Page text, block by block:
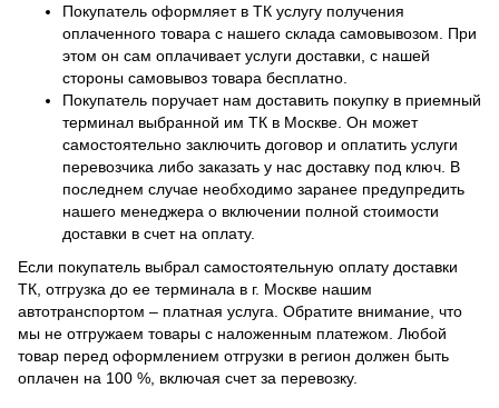
Покупатель оформляет в ТК услугу получения
оплаченного товара с нашего склада самовывозом. При
этом он сам оплачивает услуги доставки, с нашей
стороны самовывоз товара бесплатно.
Покупатель поручает нам доставить покупку в приемный
терминал выбранной им ТК в Москве. Он может
самостоятельно заключить договор и оплатить услуги
перевозчика либо заказать у нас доставку под ключ. В
последнем случае необходимо заранее предупредить
нашего менеджера о включении полной стоимости
доставки в счет на оплату.
Если покупатель выбрал самостоятельную оплату доставки
ТК, отгрузка до ее терминала в г. Москве нашим
автотранспортом – платная услуга. Обратите внимание, что
мы не отгружаем товары с наложенным платежом. Любой
товар перед оформлением отгрузки в регион должен быть
оплачен на 100 %, включая счет за перевозку.